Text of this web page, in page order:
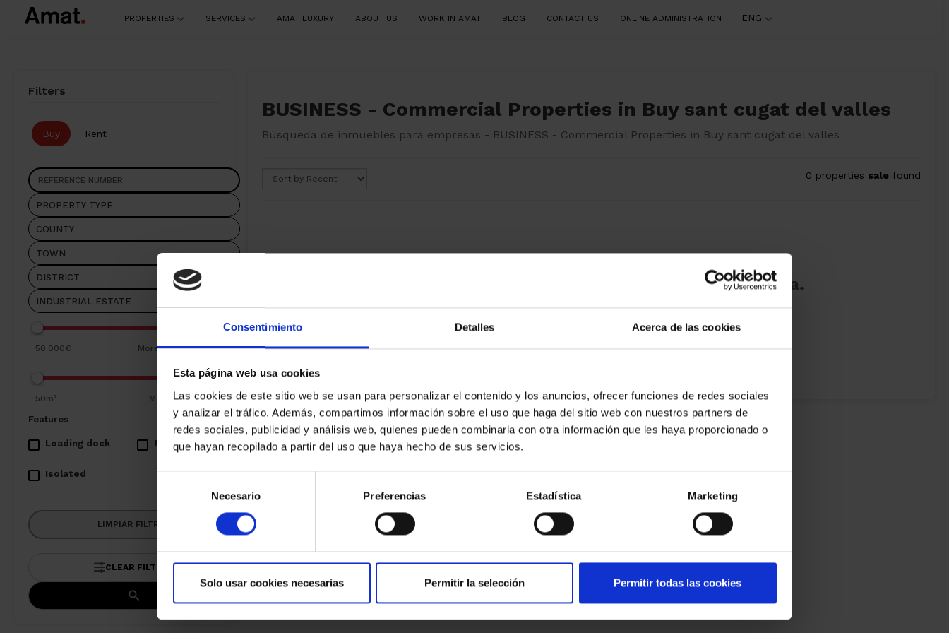
Consentimiento Detalles Acerca de las cookies
Esta página web usa cookies
Las cookies de este sitio web se usan para personalizar el contenido y los anuncios, ofrecer funciones de redes sociales
y analizar el tráfico. Además, compartimos información sobre el uso que haga del sitio web con nuestros partners de
redes sociales, publicidad y análisis web, quienes pueden combinarla con otra información que les haya proporcionado o
que hayan recopilado a partir del uso que haya hecho de sus servicios.
consentimiento
Necesario Preferencias Estadística Marketing
Solo usar cookies necesarias Permitir la selección Permitir todas las cookies
PROPERTIES SERVICES AMAT LUXURY ABOUT US WORK IN AMAT BLOG CONTACT US ONLINE ADMINISTRATION ENG
Filters
Buy Rent
50.000€ More than 4,000,000€
50m² More than 10,000m²
Features
Loading dock Bridge Crane
Isolated
LIMPIAR FILTROS
CLEAR FILTERS
BUSINESS - Commercial Properties in Buy sant cugat del valles
Búsqueda de inmuebles para empresas - BUSINESS - Commercial Properties in Buy sant cugat del valles
0 properties sale found
There are no results matching your search criteria.
Try changing the search filters to widen the possibilities.